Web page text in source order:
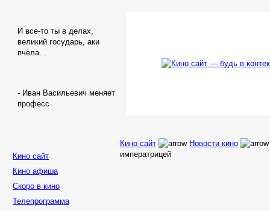
И все-то ты в делах,
великий государь, аки
пчела…
- Иван Васильевич меняет
професс
Кино сайт
Кино афиша
Скоро в кино
Телепрограмма
Кино сайт Новости кино
императрицей